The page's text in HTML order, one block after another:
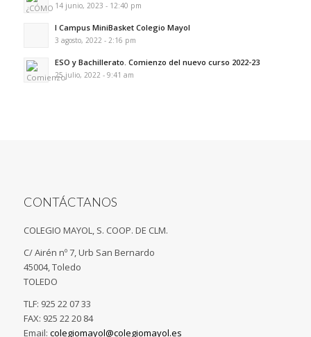
14 junio, 2023 - 12:40 pm
I Campus MiniBasket Colegio Mayol
3 agosto, 2022 - 2:16 pm
ESO y Bachillerato. Comienzo del nuevo curso 2022-23
25 julio, 2022 - 9:41 am
CONTÁCTANOS
COLEGIO MAYOL, S. COOP. DE CLM.
C/ Airén nº 7, Urb San Bernardo
45004, Toledo
TOLEDO
TLF: 925 22 07 33
FAX: 925 22 20 84
Email: colegiomayol@colegiomayol.es